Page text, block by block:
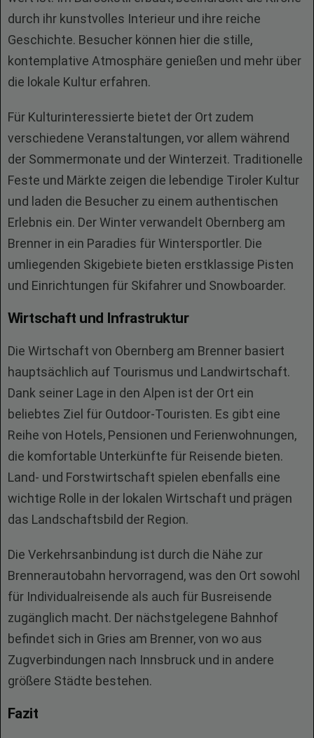
durch ihr kunstvolles Interieur und ihre reiche
Geschichte. Besucher können hier die stille,
kontemplative Atmosphäre genießen und mehr über
die lokale Kultur erfahren.
Für Kulturinteressierte bietet der Ort zudem
verschiedene Veranstaltungen, vor allem während
der Sommermonate und der Winterzeit. Traditionelle
Feste und Märkte zeigen die lebendige Tiroler Kultur
und laden die Besucher zu einem authentischen
Erlebnis ein. Der Winter verwandelt Obernberg am
Brenner in ein Paradies für Wintersportler. Die
umliegenden Skigebiete bieten erstklassige Pisten
und Einrichtungen für Skifahrer und Snowboarder.
Wirtschaft und Infrastruktur
Die Wirtschaft von Obernberg am Brenner basiert
hauptsächlich auf Tourismus und Landwirtschaft.
Dank seiner Lage in den Alpen ist der Ort ein
beliebtes Ziel für Outdoor-Touristen. Es gibt eine
Reihe von Hotels, Pensionen und Ferienwohnungen,
die komfortable Unterkünfte für Reisende bieten.
Land- und Forstwirtschaft spielen ebenfalls eine
wichtige Rolle in der lokalen Wirtschaft und prägen
das Landschaftsbild der Region.
Die Verkehrsanbindung ist durch die Nähe zur
Brennerautobahn hervorragend, was den Ort sowohl
für Individualreisende als auch für Busreisende
zugänglich macht. Der nächstgelegene Bahnhof
befindet sich in Gries am Brenner, von wo aus
Zugverbindungen nach Innsbruck und in andere
größere Städte bestehen.
Fazit